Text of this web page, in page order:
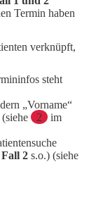
Termin haben
verknüpft,
steht
„Vorname“
2
im
Fall 2 s.o.) (siehe